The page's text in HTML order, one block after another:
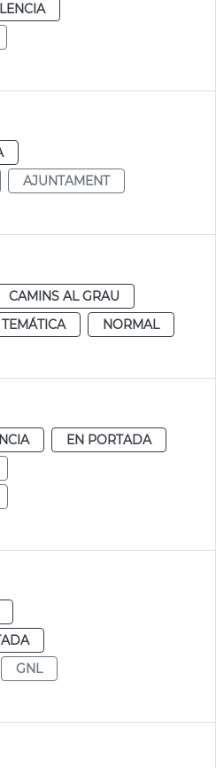
AJUNTAMENT
CAMINS AL GRAU
NORMAL
EN PORTADA
GNL